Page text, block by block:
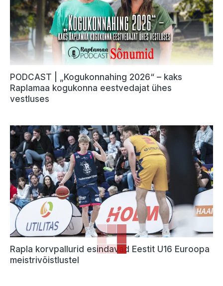
PODCAST | „Kogukonnahing 2026“ – kaks
Raplamaa kogukonna eestvedajat ühes
vestluses
Rapla korvpallurid esindavad Eestit U16 Euroopa
meistrivõistlustel